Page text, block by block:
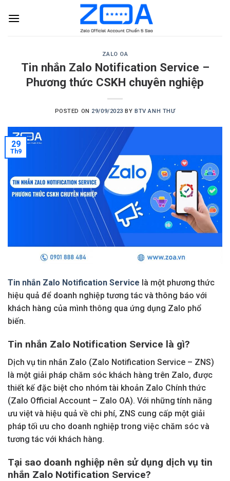
ZALO OA
Tin nhắn Zalo Notification Service –
Phương thức CSKH chuyên nghiệp
POSTED ON 29/09/2023 BYBTV ANH THƯ
29
Th9
Tin nhắn Zalo Notification Service là một phương thức
hiệu quả để doanh nghiệp tương tác và thông báo với
khách hàng của mình thông qua ứng dụng Zalo phổ
biến.
Tin nhắn Zalo Notification Service là gì?
Dịch vụ tin nhắn Zalo (Zalo Notification Service – ZNS)
là một giải pháp chăm sóc khách hàng trên Zalo, được
thiết kế đặc biệt cho nhóm tài khoản Zalo Chính thức
(Zalo Official Account – Zalo OA). Với những tính năng
ưu việt và hiệu quả về chi phí, ZNS cung cấp một giải
pháp tối ưu cho doanh nghiệp trong việc chăm sóc và
tương tác với khách hàng.
Tại sao doanh nghiệp nên sử dụng dịch vụ tin
nhắn Zalo Notification Service?